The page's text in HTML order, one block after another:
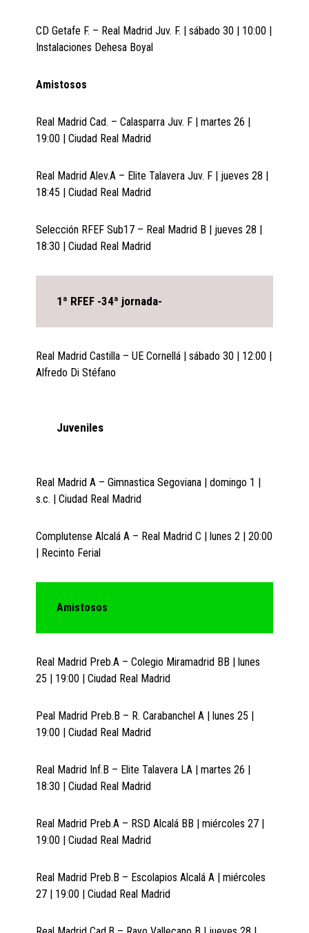
CD Getafe F. – Real Madrid Juv. F. | sábado 30 | 10:00 |
Instalaciones Dehesa Boyal
Amistosos
Real Madrid Cad. – Calasparra Juv. F | martes 26 |
19:00 | Ciudad Real Madrid
Real Madrid Alev.A – Elite Talavera Juv. F | jueves 28 |
18:45 | Ciudad Real Madrid
Selección RFEF Sub17 – Real Madrid B | jueves 28 |
18:30 | Ciudad Real Madrid
1ª RFEF -34ª jornada-
Real Madrid Castilla – UE Cornellá | sábado 30 | 12:00 |
Alfredo Di Stéfano
Juveniles
Real Madrid A – Gimnastica Segoviana | domingo 1 |
s.c. | Ciudad Real Madrid
Complutense Alcalá A – Real Madrid C | lunes 2 | 20:00
| Recinto Ferial
Amistosos
Real Madrid Preb.A – Colegio Miramadrid BB | lunes
25 | 19:00 | Ciudad Real Madrid
Peal Madrid Preb.B – R. Carabanchel A | lunes 25 |
19:00 | Ciudad Real Madrid
Real Madrid Inf.B – Elite Talavera LA | martes 26 |
18:30 | Ciudad Real Madrid
Real Madrid Preb.A – RSD Alcalá BB | miércoles 27 |
19:00 | Ciudad Real Madrid
Real Madrid Preb.B – Escolapios Alcalá A | miércoles
27 | 19:00 | Ciudad Real Madrid